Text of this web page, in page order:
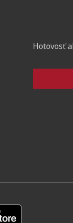
Hotovosť